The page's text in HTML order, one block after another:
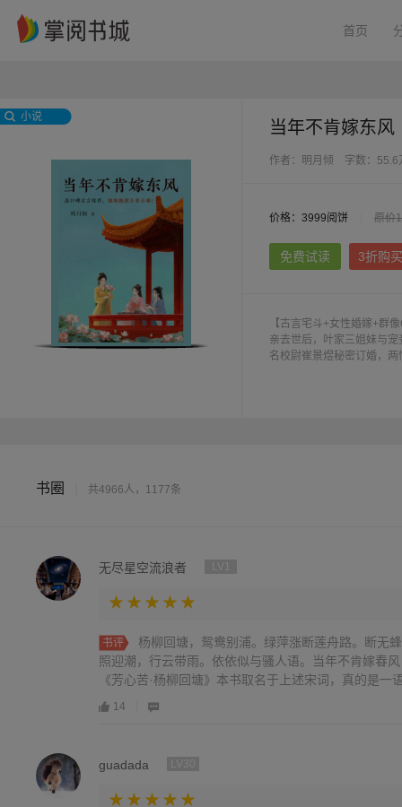
首页
小说
当年不肯嫁东风
作者：明月倾 字数：55.6
价格：3999阅饼 原价
免费试读 3折购买
【古言宅斗+女性婚嫁+群
亲去世后，叶家三姐妹与
名校尉崔景煜秘密订婚，
书圈 共4966人，1177条
无尽星空流浪者
书评
杨柳回塘，鸳鸯别浦。绿萍涨断莲舟路。断无
照迎潮，行云带雨。依依似与骚人语。当年不肯嫁春
《芳心苦·杨柳回塘》本书取名于上述宋词，真的是一
14
guadada